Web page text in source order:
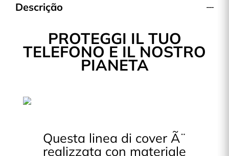
Descrição
PROTEGGI IL TUO
TELEFONO E IL NOSTRO
PIANETA
Questa linea di cover Ã¨
realizzata con materiale